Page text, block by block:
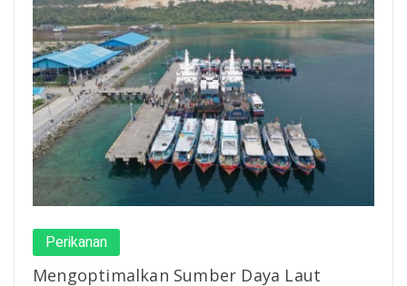
Perikanan
Mengoptimalkan Sumber Daya Laut